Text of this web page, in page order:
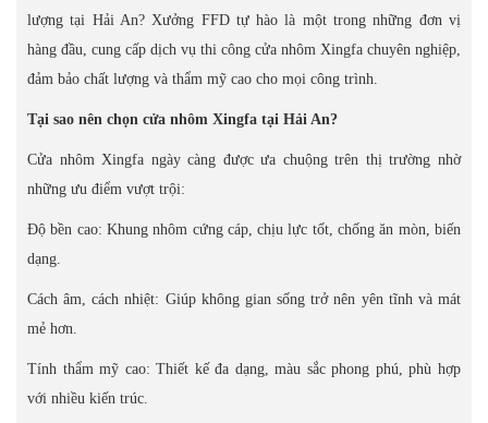
lượng tại Hải An? Xưởng FFD tự hào là một trong những đơn vị
hàng đầu, cung cấp dịch vụ thi công cửa nhôm Xingfa chuyên nghiệp,
đảm bảo chất lượng và thẩm mỹ cao cho mọi công trình.
Tại sao nên chọn cửa nhôm Xingfa tại Hải An?
Cửa nhôm Xingfa ngày càng được ưa chuộng trên thị trường nhờ
những ưu điểm vượt trội:
Độ bền cao: Khung nhôm cứng cáp, chịu lực tốt, chống ăn mòn, biến
dạng.
Cách âm, cách nhiệt: Giúp không gian sống trở nên yên tĩnh và mát
mẻ hơn.
Tính thẩm mỹ cao: Thiết kế đa dạng, màu sắc phong phú, phù hợp
với nhiều kiến trúc.